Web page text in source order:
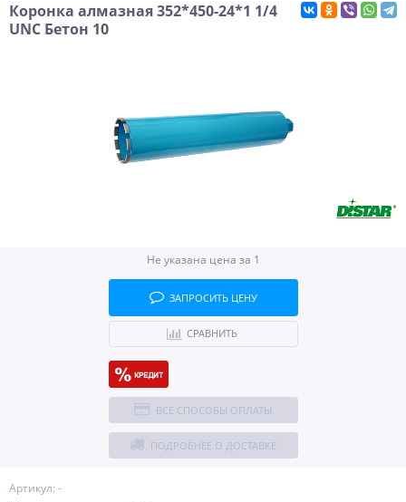
Коронка алмазная 352*450-24*1 1/4
UNC Бетон 10
Артикул: -
Не указана цена за 1
ЗАПРОСИТЬ ЦЕНУ
СРАВНИТЬ
ВСЕ СПОСОБЫ ОПЛАТЫ
ПОДРОБНЕЕ О ДОСТАВКЕ